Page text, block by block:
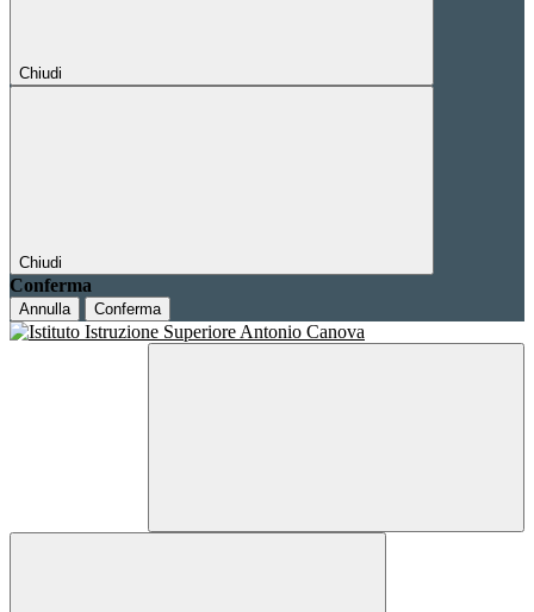
Chiudi
Chiudi
Conferma
Annulla Conferma